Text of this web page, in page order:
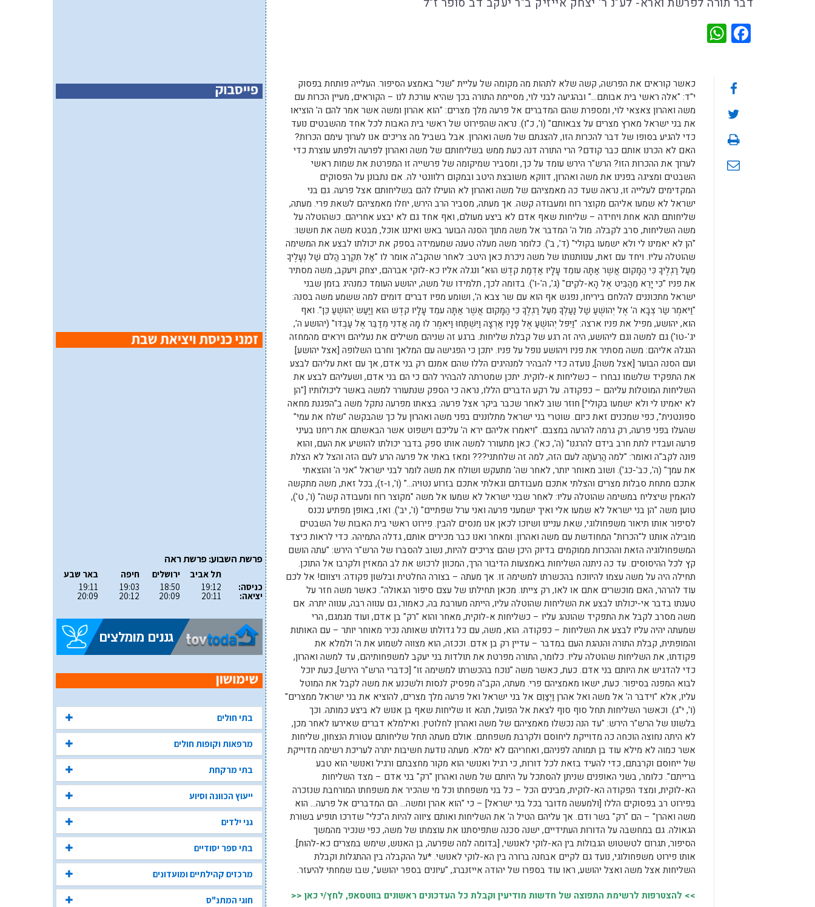
Facebook
כאשר קוראים את הפרשה, קשה שלא לתהות מה מקומה של עליית "שני" באמצע הסיפור. העלייה פותחת בפסוק
י"ד: "אלה ראשי בית אבותם…" ובהגיעה לבני לוי, מסיימת התורה בכך שהיא עורכת לנו – הקוראים, מעיין הכרות עם
משה ואהרון צאצאי לוי, ומספרת שהם המדברים אל פרעה מלך מצרים: "הוא אהרון ומשה אשר אמר להם ה' הוציאו
את בני ישראל מארץ מצרים על צבאותם" (ו', כ"ו). נראה שהפירוט של ראשי בית האבות לכל אחד מהשבטים נועד
כדי להגיע בסופו של דבר להכרות הזו, להצגתם של משה ואהרון. אבל בשביל מה צריכים אנו לערוך עימם הכרות?
האם לא הכרנו אותם כבר קודם? הרי התורה דנה כעת ממש בשליחותם של משה ואהרון לפרעה ולפתע עוצרת כדי
לערוך את ההכרות הזו? הרש"ר הירש עומד על כך, ומסביר שמיקומה של פרשייה זו המפרטת את שמות ראשי
השבטים ומציגה בפנינו את משה ואהרון, דווקא משובצת היטב ובמקום רלוונטי לה. אם נתבונן על הפסוקים
המקדימים לעלייה זו, נראה שעד כה מאמציהם של משה ואהרון לא הועילו להם בשליחותם אצל פרעה. גם בני
ישראל לא שמעו אליהם מקוצר רוח ומעבודה קשה. אך מעתה, מסביר הרב הירש, יחלו מאמציהם לשאת פרי. מעתה,
שליחותם תהא אחת ויחידה – שליחות שאף אדם לא ביצע מעולם, ואף אחד גם לא יבצע אחריהם. כשהוטלה על
משה השליחות, סרב לקבלה. מול ה' המדבר אל משה מתוך הסנה הבוער באש ואיננו אוכל, מבטא משה את חששו:
"הן לא יאמינו לי ולא ישמעו בקולי" (ד', ב'). כלומר משה מעלה טענה שמעמידה בספק את יכולתו לבצע את המשימה
שהוטלה עליו. ויחד עם זאת, ענוותנותו של משה ניכרת כאן היטב: לאחר שהקב"ה אומר לו "אַל תִּקְרַב הֲלם שַׁל נְעָלֶיךָ
מֵעַל רַגְלֶיךָ כִּי הַמָּקום אֲשֶׁר אַתָּה עומֵד עָלָיו אַדְמַת קדֶשׁ הוּא" ונגלה אליו כא-לוקי אברהם, יצחק ויעקב, משה מסתיר
את פניו "כִּי יָרֵא מֵהַבִּיט אֶל הָא-לקִים" (ג', ה'-ו'). בדומה לכך, תלמידו של משה, יהושע העומד כמנהיג בזמן שבני
ישראל מתכוננים להלחם ביריחו, נפגש אף הוא עם שר צבא ה', ושומע מפיו דברים דומים למה ששמע משה בסנה:
"וַיּאמֶר שַׂר צְבָא ה' אֶל יְהושֻׁעַ שַׁל נַעַלְךָ מֵעַל רַגְלֶךָ כִּי הַמָּקום אֲשֶׁר אַתָּה עמֵד עָלָיו קדֶשׁ הוּא וַיַּעַשׂ יְהושֻׁעַ כֵּן". ואף
הוא, יהושע, מפיל את פניו ארצה: "וַיִּפּל יְהושֻׁעַ אֶל פָּנָיו אַרְצָה וַיִּשְׁתָּחוּ וַיּאמֶר לו מָה אֲדנִי מְדַבֵּר אֶל עַבְדּו" (יהושע ה',
יג'-טו') גם למשה וגם ליהושע, היה זה רגע של קבלת שליחות. ברגע זה שניהם משילים את נעליהם ויראים מהמחזה
הנגלה אליהם: משה מסתיר את פניו ויהושע נופל על פניו. יתכן כי הפגישה עם המלאך וחרבו השלופה [אצל יהושע]
ועם הסנה הבוער [אצל משה], נועדה כדי להבהיר למנהיגים הללו שהם אמנם רק בני אדם, אך עם זאת עליהם לבצע
את התפקיד שלשמו נבחרו – כשליחות א-לוקית. יתכן שמטרתה להבהיר להם כי הם בני אדם, ושעליהם לבצע את
השליחות המוטלות עליהם – כפקודה. על רקע הדברים הללו, נראה כי הספק שנתעורר למשה באשר ליכולותיו ["הן
לא יאמינו לי ולא ישמעו בקולי"] חוזר שוב לאחר שכבר ביקר אצל פרעה: בצאתו מפרעה נתקל משה ב"הפגנת מחאה
ספונטנית", כפי שמכנים זאת כיום. שוטרי בני ישראל מתלוננים בפני משה ואהרון על כך שהבקשה "שלח את עמי"
שהעלו בפני פרעה, רק גרמה להרעה במצבם. "ויאמרו אליהם ירא ה' עליכם וישפוט אשר הבאשתם את ריחנו בעיני
פרעה ועבדיו לתת חרב בידם להרגנו" (ה', כא'). כאן מתעורר למשה אותו ספק בדבר יכולתו להושיע את העם, והוא
פונה לקב"ה ואומר: "למה הֲרֵעֹתָה לעם הזה, למה זה שלחתני??? ומאז באתי אל פרעה הרע לעם הזה והצל לא הצלת
את עמך" (ה', כב'-כג'). ושוב מאוחר יותר, לאחר שה' מתעקש ושולח את משה לומר לבני ישראל "אני ה' והוצאתי
אתכם מתחת סבלות מצרים והצלתי אתכם מעבודתם וגאלתי אתכם בזרוע נטויה…" (ו', ו-ז), בכל זאת, משה מתקשה
להאמין שיצליח במשימה שהוטלה עליו: לאחר שבני ישראל לא שמעו אל משה "מקוצר רוח ומעבודה קשה" (ו', ט'),
טוען משה "הן בני ישראל לא שמעו אלי ואיך ישמעני פרעה ואני ערל שפתיים" (ו', יב'). ואז, באופן מפתיע נכנס
לסיפור אותו תיאור משפחולוגי, שאת עניינו ושיוכו לכאן אנו מנסים להבין. פירוט ראשי בית האבות של השבטים
מובילה אותנו ל"הכרות" המחודשת עם משה ואהרון. ומאחר ואנו כבר מכירים אותם, גדלה התמיהה. כדי לראות כיצד
המשפחולוגיה הזאת וההכרות ממוקמים בדיוק היכן שהם צריכים להיות, נשוב להסברו של הרש"ר הירש: "עתה הושם
קץ לכל ההיסוסים. עד כה ניתנה השליחות באמצעות הדיבור הרך, המכוון לרכוש את לב המאזין ולקרבו אל התוכן.
תחילה היה על משה עצמו להיווכח בהכשרתו למשימה זו. אך מעתה – בצורה החלטית ובלשון פקודה: ויצוום! אל לכם
עוד להרהר, האם מוכשרים אתם או לאו, רק צייתו. מכאן תחילתו של עצם סיפור הגאולה". כאשר משה חזר על
טענתו בדבר אי-יכולתו לבצע את השליחות שהוטלה עליו, הייתה מעורבת בה, כאמור, גם ענווה רבה, ענווה יתרה. אם
משה מסרב לקבל את התפקיד שהונהג עליו – כשליחות א-לוקית, מאחר והוא "רק" בן אדם, ועוד מגמגם, הרי
שמעתה יהיה עליו לבצע את השליחות – כפקודה. הוא, משה, עם כל גדולתו שאותה נכיר מאוחר יותר – עם האותות
והמופתית, קבלת התורה והנהגת העם במדבר – עדיין רק בן אדם. וככזה, הוא מצווה לשמוע את ה' ולמלא את
פקודתו, את השליחות שהוטלה עליו. כלומר, התורה מפרטת את תולדות בני יעקב למשפחותיהם, עד למשה ואהרון,
כדי להדגיש את היותם בני אדם. כעת, כאשר משה "נוכח בהכשרתו למשימה זו" [כדברי הרש"ר הירש], כעת יוכל
לבוא המפנה בסיפור. כעת, ישאו מאמציהם פרי. מעתה, הקב"ה מפסיק לנסות ולשכנע את משה לקבל את המוטל
עליו, אלא "וידבר ה' אל משה ואל אהרן וַיְצַוֵם אל בני ישראל ואל פרעה מלך מצרים, להוציא את בני ישראל ממצרים"
(ו', י"ג). וכאשר השליחות תחל סוף סוף לצאת אל הפועל, תהא זו שליחות שאף בן אנוש לא ביצע כמותה. וכך
בלשונו של הרש"ר הירש: "עד הנה נכשלו מאמציהם של משה ואהרון לחלוטין. ואילמלא דברים שאירעו לאחר מכן,
לא היתה נחוצה הוכחה כה מדוייקת ליחוסם ולקרבת משפחתם. אולם מעתה תחל שליחותם עטורת הנצחון, שליחות
אשר כמוה לא מילא עוד בן תמותה לפניהם, ואחריהם לא ימלא. מעתה נודעת חשיבות יתרה לעריכת רשימה מדוייקת
של ייחוסם וקרבתם, כדי להעיד בזאת לכל דורות, כי רגיל ואנושי הוא מקור מחצבתם ורגיל ואנושי הוא טבע
ברייתם". כלומר, בשני האופנים שניתן להסתכל על היותם של משה ואהרון "רק" בני אדם – מצד השליחות
הא-לוקית, ומצד הפקודה הא-לוקית, מבינים הכל – כל בני משפחתו וכל מי שהכיר את משפחתו המורחבת שנזכרה
בפירוט רב בפסוקים הללו [ולמעשה מדובר בכל בני ישראל] – כי "הוא אהרן ומשה… הם המדברים אל פרעה… הוא
משה ואהרן" – הם "רק" בשר ודם. אך עליהם הטיל ה' את השליחות ואותם ציווה להיות ה"כלי" שדרכו תופיע בשורת
הגאולה. גם במחשבה על הדורות העתידיים, ישנה סכנה שתפיסתנו את עוצמתו של משה, כפי שנכיר מהמשך
הסיפור, תגרום לטשטוש הגבולות בין הא-לוקי לאנושי, [בדומה למה שפרעה, בן האנוש, שימש במצרים כא-להות].
אותו פירוט משפחולוגי, נועד גם לקיים אבחנה ברורה בין הא-לוקי לאנושי. *על ההקבלה בין ההתגלות וקבלת
השליחות אצל משה ואצל יהושע, ראו עוד בספרו של יהודה אייזנברג, "עיונים בספר יהושע", שבו שמחתי להיעזר.
>> להצטרפות לרשימת התפוצה של חדשות מודיעין וקבלת כל העדכונים ראשונים בווטסאפ, לחץ/י כאן <<
פרשת השבוע: פרשת ראה
כניסה:
יציאה:
תל אביב
19:12
20:11
ירושלים
18:50
20:09
חיפה
19:03
20:12
באר שבע
19:11
20:09
בתי חולים
מרפאות וקופות חולים
בתי מרקחת
ייעוץ הכוונה וסיוע
גני ילדים
בתי ספר יסודיים
מרכזים קהילתיים ומועדונים
חוגי המתנ"ס